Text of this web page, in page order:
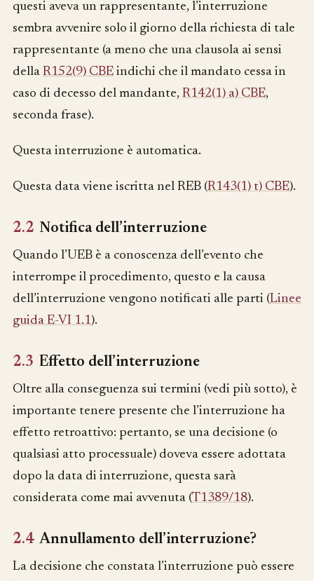
questi aveva un rappresentante, l’interruzione
sembra avvenire solo il giorno della richiesta di tale
rappresentante (a meno che una clausola ai sensi
della R152(9) CBE indichi che il mandato cessa in
caso di decesso del mandante, R142(1) a) CBE,
seconda frase).
Questa interruzione è automatica.
Questa data viene iscritta nel REB (R143(1) t) CBE).
2.2 Notifica dell’interruzione
Quando l’UEB è a conoscenza dell’evento che
interrompe il procedimento, questo e la causa
dell’interruzione vengono notificati alle parti (Linee
guida E-VI 1.1).
2.3 Effetto dell’interruzione
Oltre alla conseguenza sui termini (vedi più sotto), è
importante tenere presente che l’interruzione ha
effetto retroattivo: pertanto, se una decisione (o
qualsiasi atto processuale) doveva essere adottata
dopo la data di interruzione, questa sarà
considerata come mai avvenuta (T1389/18).
2.4 Annullamento dell’interruzione?
La decisione che constata l’interruzione può essere